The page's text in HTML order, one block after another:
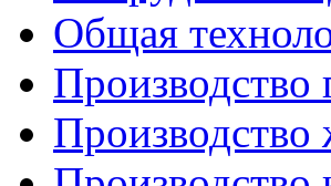
Общая
Производство